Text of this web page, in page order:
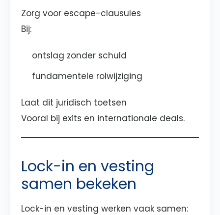
Zorg voor escape-clausules
Bij:
ontslag zonder schuld
fundamentele rolwijziging
Laat dit juridisch toetsen
Vooral bij exits en internationale deals.
Lock-in en vesting
samen bekeken
Lock-in en vesting werken vaak samen: